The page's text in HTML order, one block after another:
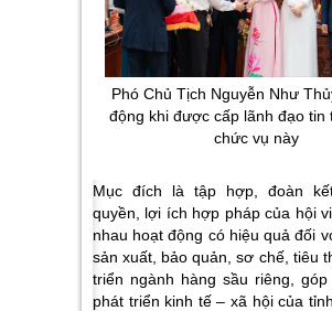
Phó Chủ Tịch Nguyễn Như
động khi được cấp lãnh đạo tin
chức vụ này
Mục đích là tập hợp, đoàn
quyền, lợi ích hợp pháp của hội
nhau hoạt động có hiệu quả đối
sản xuất, bảo quản, sơ chế, tiêu
triển ngành hàng sầu riêng,
phát triển kinh tế – xã hội của